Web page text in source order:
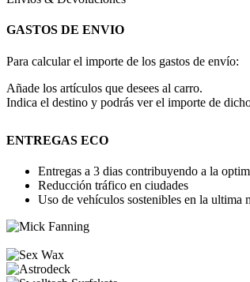
GASTOS DE ENVIO
Para calcular el importe de los gastos de envío:
Añade los artículos que desees al carro.
Indica el destino y podrás ver el importe de
ENTREGAS ECO
Entregas a 3 dias contribuyendo a la
Reducción tráfico en ciudades
Uso de vehículos sostenibles en la ultima